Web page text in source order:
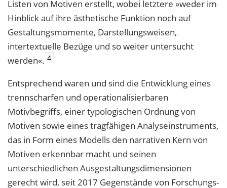
Listen von Motiven erstellt, wobei letztere »weder im
Hinblick auf ihre ästhetische Funktion noch auf
Gestaltungsmomente, Darstellungsweisen,
intertextuelle Bezüge und so weiter untersucht
werden«. 4
Entsprechend waren und sind die Entwicklung eines
trennscharfen und operationalisierbaren
Motivbegriffs, einer typologischen Ordnung von
Motiven sowie eines tragfähigen Analyseinstruments,
das in Form eines Modells den narrativen Kern von
Motiven erkennbar macht und seinen
unterschiedlichen Ausgestaltungsdimensionen
gerecht wird, seit 2017 Gegenstände von Forschungs-